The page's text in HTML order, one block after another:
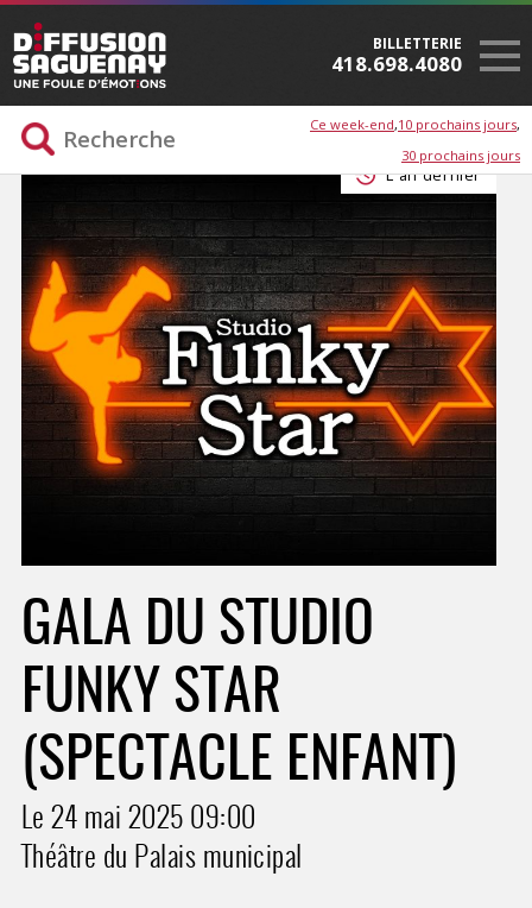
BILLETTERIE
418.698.4080
Ce week-end 10 prochains jours
30 prochains jours
L'an dernier
GALA DU STUDIO
FUNKY STAR
(SPECTACLE ENFANT)
Le 24 mai 2025 09:00
Théâtre du Palais municipal